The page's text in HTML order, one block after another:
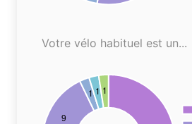
Votre vélo habituel est un...